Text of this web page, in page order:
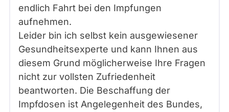
endlich Fahrt bei den Impfungen
aufnehmen.
Leider bin ich selbst kein ausgewiesener
Gesundheitsexperte und kann Ihnen aus
diesem Grund möglicherweise Ihre Fragen
nicht zur vollsten Zufriedenheit
beantworten. Die Beschaffung der
Impfdosen ist Angelegenheit des Bundes,